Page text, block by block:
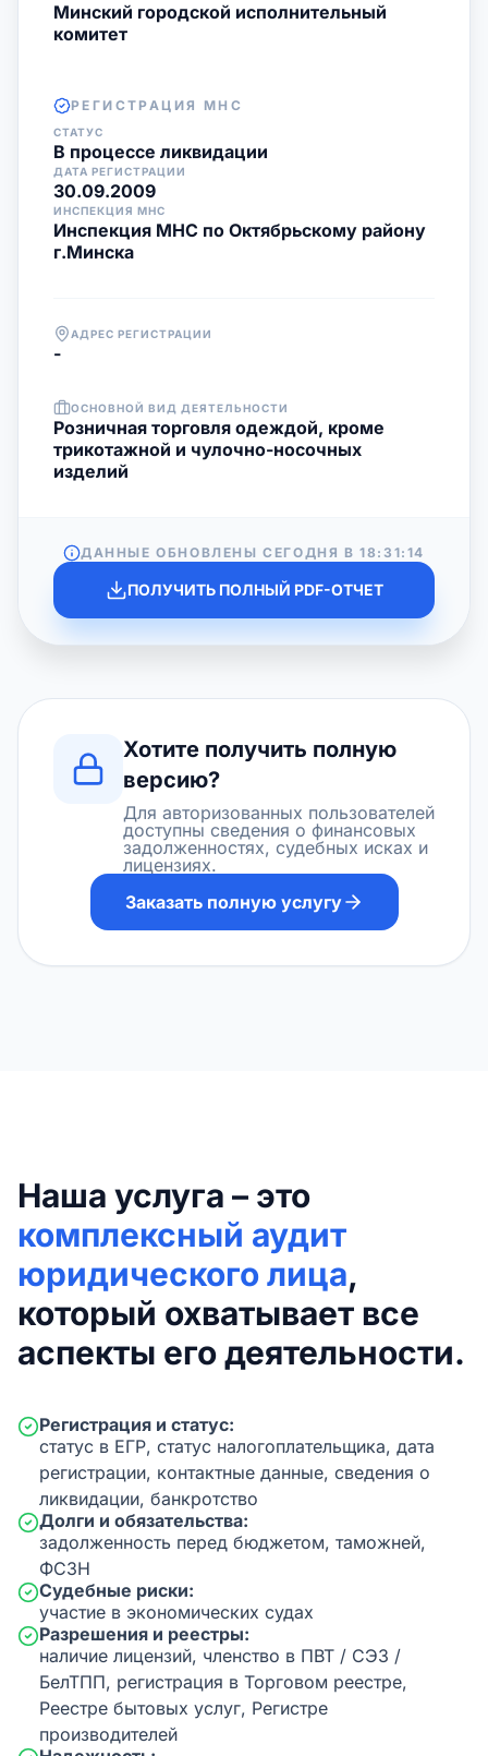
Минский городской исполнительный
комитет
РЕГИСТРАЦИЯ МНС
СТАТУС
В процессе ликвидации
ДАТА РЕГИСТРАЦИИ
30.09.2009
ИНСПЕКЦИЯ МНС
Инспекция МНС по Октябрьскому району
г.Минска
АДРЕС РЕГИСТРАЦИИ
-
ОСНОВНОЙ ВИД ДЕЯТЕЛЬНОСТИ
Розничная торговля одеждой, кроме
трикотажной и чулочно-носочных
изделий
ДАННЫЕ ОБНОВЛЕНЫ СЕГОДНЯ В18:31:14
ПОЛУЧИТЬ ПОЛНЫЙ PDF-ОТЧЕТ
Хотите получить полную
версию?
Для авторизованных пользователей
доступны сведения о финансовых
задолженностях, судебных исках и
лицензиях.
Заказать полную услугу
Наша услуга – это
комплексный аудит
юридического лица,
который охватывает все
аспекты его деятельности.
Регистрация и статус:
статус в ЕГР, статус налогоплательщика, дата
регистрации, контактные данные, сведения о
ликвидации, банкротство
Долги и обязательства:
задолженность перед бюджетом, таможней,
ФСЗН
Судебные риски:
участие в экономических судах
Разрешения и реестры:
наличие лицензий, членство в ПВТ / СЭЗ /
БелТПП, регистрация в Торговом реестре,
Реестре бытовых услуг, Регистре
производителей